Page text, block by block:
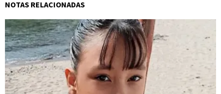
NOTAS RELACIONADAS